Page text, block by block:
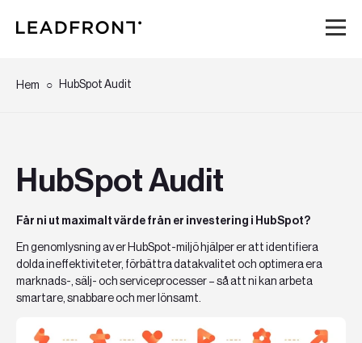
Hem
Kunskap
Om oss
Hem HubSpot Audit
HubSpot Audit
Får ni ut maximalt värde från er investering i HubSpot?
En genomlysning av er HubSpot-miljö hjälper er att identifiera
dolda ineffektiviteter, förbättra datakvalitet och optimera era
marknads-, sälj- och serviceprocesser – så att ni kan arbeta
smartare, snabbare och mer lönsamt.